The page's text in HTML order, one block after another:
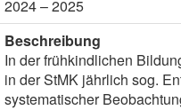
2024 – 2025
Beschreibung
In der frühkindlichen
in der StMK jährlich sog.
systematischer